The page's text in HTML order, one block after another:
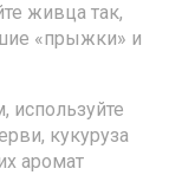
живца так,
«прыжки» и
используйте
кукуруза
аромат